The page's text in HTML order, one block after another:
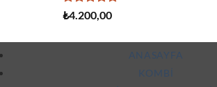
5 üzerinden
oy
₺4.200,00
ANASAYFA
KOMBI